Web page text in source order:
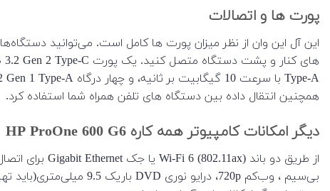
پورت ها و اتصالات
این آل این وان از نظر میزان پورت ها کامل است. می‌توانید
همچنین انتقال داده بین دستگاه های تلفن همراه شما استفاده کرد.
دیگر امکانات کامپیوتر همه کاره HP ProOne 600 G6